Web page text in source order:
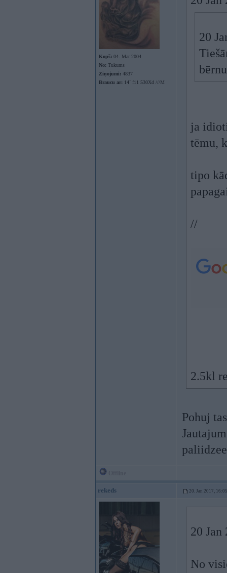
Kopš: 04. Mar 2004
No: Tukums
Ziņojumi: 4837
Braucu ar: 14` f11 530Xd ///M
20
ja
tēmu,
tipo
//
2.5kl
Pohuj
rekeds 20. Jan 2017, 16:05
20
No